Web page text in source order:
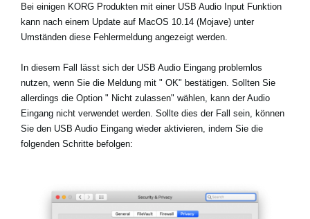
Gebiet / Land
Über KORG
Bei einigen KORG Produkten mit einer USB Audio Input Funktion
kann nach einem Update auf MacOS 10.14 (Mojave) unter
Umständen diese Fehlermeldung angezeigt werden.
In diesem Fall lässt sich der USB Audio Eingang problemlos
nutzen, wenn Sie die Meldung mit " OK" bestätigen. Sollten Sie
allerdings die Option " Nicht zulassen" wählen, kann der Audio
Eingang nicht verwendet werden. Sollte dies der Fall sein, können
Sie den USB Audio Eingang wieder aktivieren, indem Sie die
folgenden Schritte befolgen: